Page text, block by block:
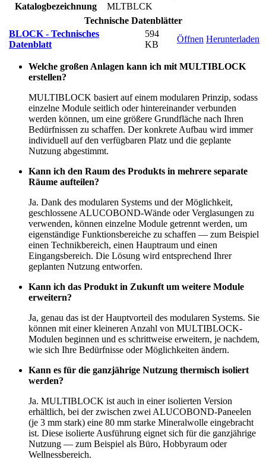
Katalogbezeichnung
MLTBLCK
Technische Datenblätter
BLOCK - Technisches
Datenblatt
594
KB
Öffnen Herunterladen
Welche großen Anlagen kann ich mit MULTIBLOCK
erstellen?
MULTIBLOCK basiert auf einem modularen Prinzip, sodass
einzelne Module seitlich oder hintereinander verbunden
werden können, um eine größere Grundfläche nach Ihren
Bedürfnissen zu schaffen. Der konkrete Aufbau wird immer
individuell auf den verfügbaren Platz und die geplante
Nutzung abgestimmt.
Kann ich den Raum des Produkts in mehrere separate
Räume aufteilen?
Ja. Dank des modularen Systems und der Möglichkeit,
geschlossene ALUCOBOND-Wände oder Verglasungen zu
verwenden, können einzelne Module getrennt werden, um
eigenständige Funktionsbereiche zu schaffen — zum Beispiel
einen Technikbereich, einen Hauptraum und einen
Eingangsbereich. Die Lösung wird entsprechend Ihrer
geplanten Nutzung entworfen.
Kann ich das Produkt in Zukunft um weitere Module
erweitern?
Ja, genau das ist der Hauptvorteil des modularen Systems. Sie
können mit einer kleineren Anzahl von MULTIBLOCK-
Modulen beginnen und es schrittweise erweitern, je nachdem,
wie sich Ihre Bedürfnisse oder Möglichkeiten ändern.
Kann es für die ganzjährige Nutzung thermisch isoliert
werden?
Ja. MULTIBLOCK ist auch in einer isolierten Version
erhältlich, bei der zwischen zwei ALUCOBOND-Paneelen
(je 3 mm stark) eine 80 mm starke Mineralwolle eingebracht
ist. Diese isolierte Ausführung eignet sich für die ganzjährige
Nutzung — zum Beispiel als Büro, Hobbyraum oder
Wellnessbereich.